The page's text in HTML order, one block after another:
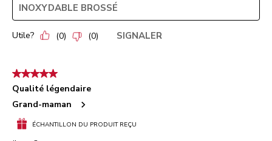
INOXYDABLE BROSSÉ
Utile? (0) (0) SIGNALER
5 étoile(s) sur 5.
Qualité légendaire
Grand-maman
ÉCHANTILLON DU PRODUIT REÇU